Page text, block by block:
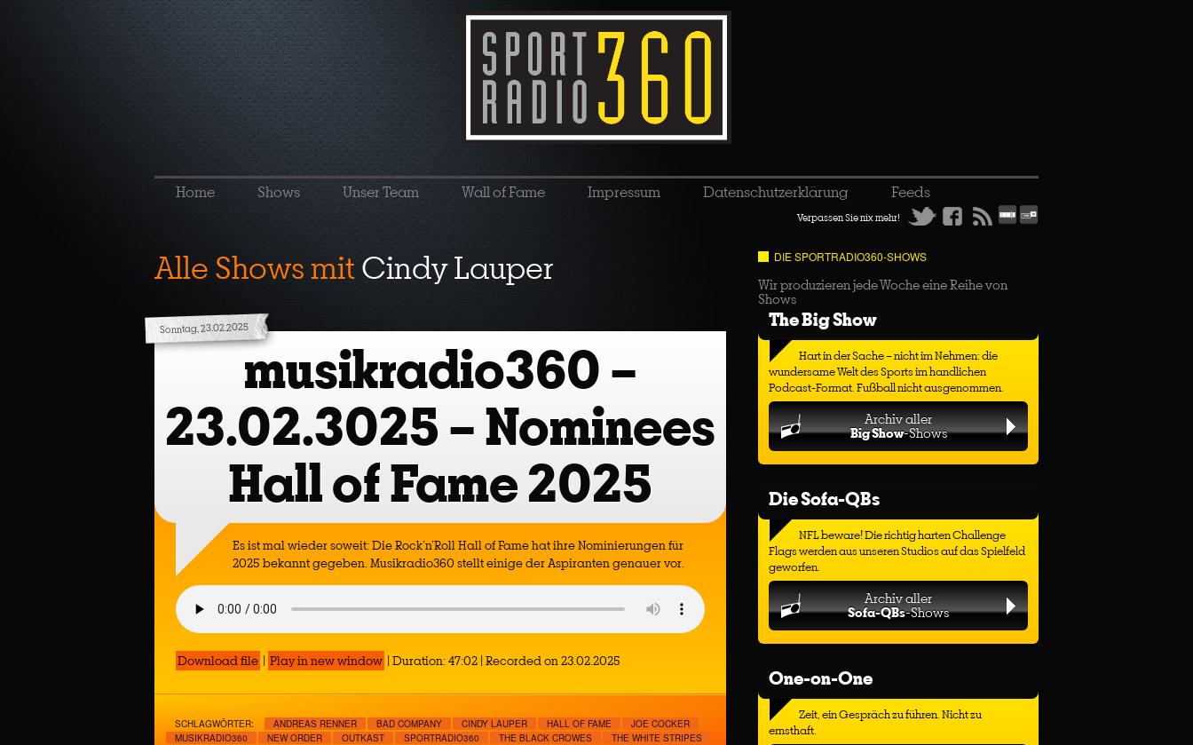
Home Shows Unser Team Wall of Fame Impressum Datenschutzerklärung Feeds
Verpassen Sie nix mehr!
Alle Shows mitCindy Lauper
Sonntag, 23.02.2025
musikradio360 –
23.02.3025 – Nominees
Hall of Fame 2025
Es ist mal wieder soweit: Die Rock’n’Roll Hall of Fame hat ihre Nominierungen für
2025 bekannt gegeben. Musikradio360 stellt einige der Aspiranten genauer vor.
Download file | Play in new window | Duration: 47:02 | Recorded on 23.02.2025
SCHLAGWÖRTER: ANDREAS RENNER BAD COMPANY CINDY LAUPER HALL OF FAME
JOE COCKER
MUSIKRADIO360
NEW ORDER OUTKAST SPORTRADIO360 THE BLACK CROWES THE WHITE STRIPES
DIE SPORTRADIO360-SHOWS
Wir produzieren jede Woche eine Reihe von
Shows
The Big Show
Hart in der Sache – nicht im Nehmen: die
wundersame Welt des Sports im handlichen
Podcast-Format. Fußball nicht ausgenommen.
Archiv aller
Big Show-Shows
Die Sofa-QBs
NFL beware! Die richtig harten Challenge
Flags werden aus unseren Studios auf das Spielfeld
geworfen.
Archiv aller
Sofa-QBs-Shows
One-on-One
Zeit, ein Gespräch zu führen. Nicht zu
ernsthaft.